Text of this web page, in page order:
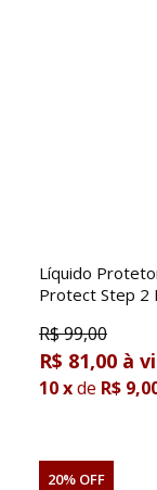
Líquido
Protect Step 2
R$99,00
R$ 81,00
10xde R$
20% OFF